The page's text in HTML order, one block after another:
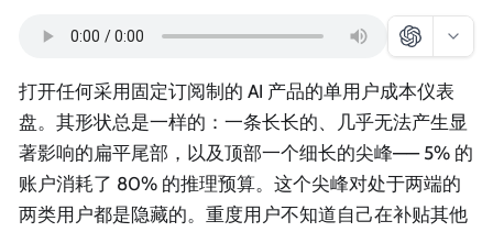
打开任何采用固定订阅制的 AI 产品的单用户成本仪表
盘。其形状总是一样的：一条长长的、几乎无法产生显
著影响的扁平尾部，以及顶部一个细长的尖峰—— 5% 的
账户消耗了 80% 的推理预算。这个尖峰对处于两端的
两类用户都是隐藏的。重度用户不知道自己在补贴其他